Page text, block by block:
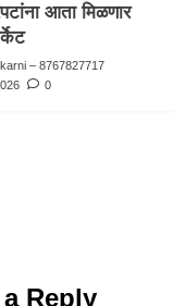
आता मिळणार
– 8767827717
0
Reply